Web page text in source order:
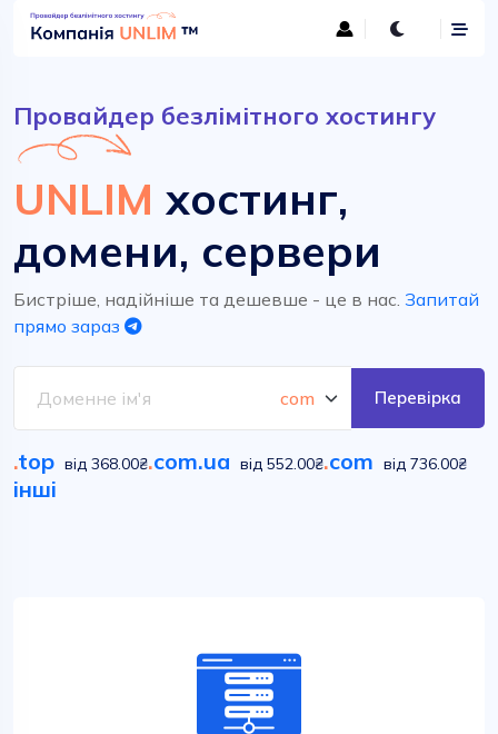
Провайдер безлімітного хостингу
UNLIM хостинг,
домени, сервери
Бистріше, надійніше та дешевше - це в нас. Запитай
прямо зараз
Перевірка
.top від 368.00₴.com.ua від 552.00₴.com від 736.00₴
інші